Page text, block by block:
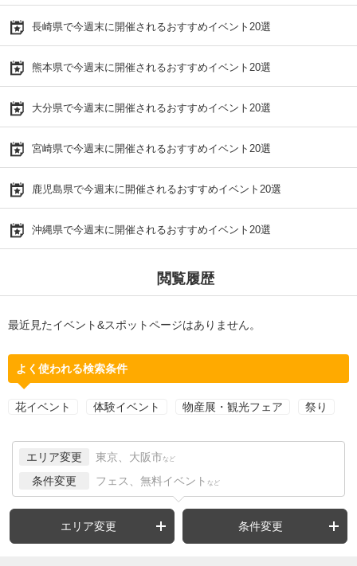
長崎県で今週末に開催されるおすすめイベント20選
熊本県で今週末に開催されるおすすめイベント20選
大分県で今週末に開催されるおすすめイベント20選
宮崎県で今週末に開催されるおすすめイベント20選
鹿児島県で今週末に開催されるおすすめイベント20選
沖縄県で今週末に開催されるおすすめイベント20選
閲覧履歴
最近見たイベント&スポットページはありません。
よく使われる検索条件
花イベント 体験イベント 物産展・観光フェア 祭り
エリア変更 東京、大阪市 など
条件変更 フェス、無料イベント など
エリア変更 条件変更